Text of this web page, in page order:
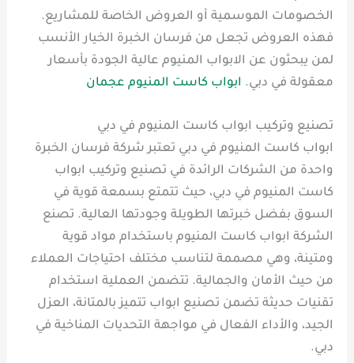
الخصومات الموسمية أو العروض الخاصة للمشاريع.
فهذه العروض تجعل من فرسان الخبرة الخيار الأنسب
لمن يبحثون عن الابواب المنيوم عالية الجودة بأسعار
معقولة في دبي. ابواب كاست المنيوم عجمان
تصنيع وتركيب ابواب كاست المنيوم في دبي
ابواب كاست المنيوم في دبي تعتبر شركة فرسان الخبرة
واحدة من الشركات الرائدة في تصنيع وتركيب ابواب
كاست المنيوم في دبي، حيث تتمتع بسمعة قوية في
السوق بفضل خبرتها الطويلة وجودتها العالية. تصنع
الشركة ابواب كاست المنيوم باستخدام مواد قوية
ومتينة، وهي مصممة لتناسب مختلف احتياجات العملاء
من حيث الأمان والجمالية. تتضمن العملية استخدام
تقنيات حديثة تضمن تصنيع ابواب تتميز بالمتانة، العزل
الجيد، والأداء الفعال في مواجهة التحديات المناخية في
دبي.